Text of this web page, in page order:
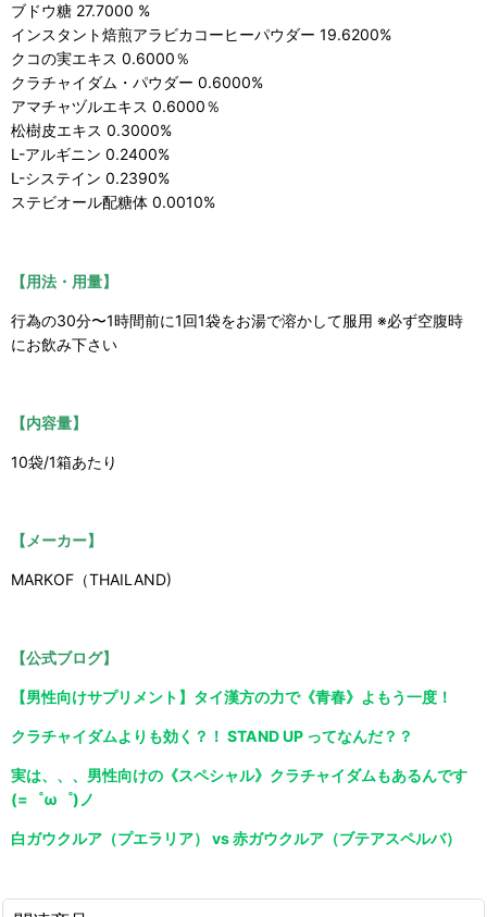
ブドウ糖 27.7000 %
インスタント焙煎アラビカコーヒーパウダー 19.6200%
クコの実エキス 0.6000％
クラチャイダム・パウダー 0.6000%
アマチャヅルエキス 0.6000％
松樹皮エキス 0.3000%
L-アルギニン 0.2400%
L-システイン 0.2390%
ステビオール配糖体 0.0010%
【用法・用量】
行為の30分〜1時間前に1回1袋をお湯で溶かして服用 ※必ず空腹時
にお飲み下さい
【内容量】
10袋/1箱あたり
【メーカー】
MARKOF（THAILAND)
【公式ブログ】
【男性向けサプリメント】タイ漢方の力で《青春》よもう一度！
クラチャイダムよりも効く？！ STAND UP ってなんだ？？
実は、、、男性向けの《スペシャル》クラチャイダムもあるんです
(=゜ω゜)ノ
白ガウクルア（プエラリア） vs 赤ガウクルア（ブテアスペルバ）